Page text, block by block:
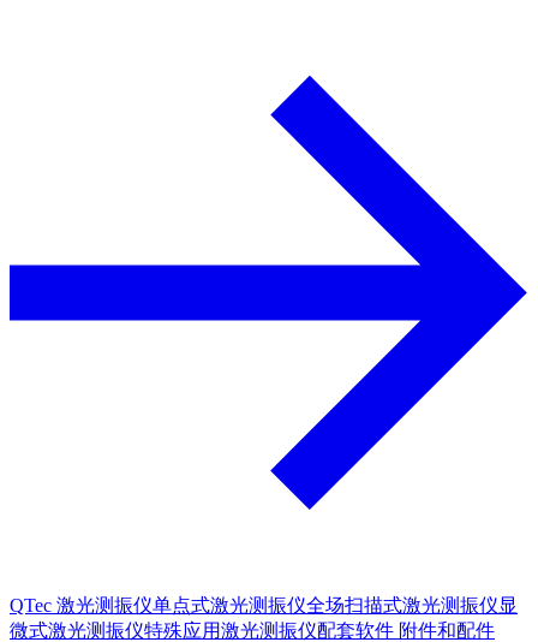
QTec 激光测振仪单点式激光测振仪全场扫描式激光测振仪显
微式激光测振仪特殊应用激光测振仪配套软件 附件和配件